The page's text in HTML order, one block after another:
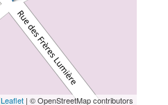
Leaflet | © OpenStreetMap contributors